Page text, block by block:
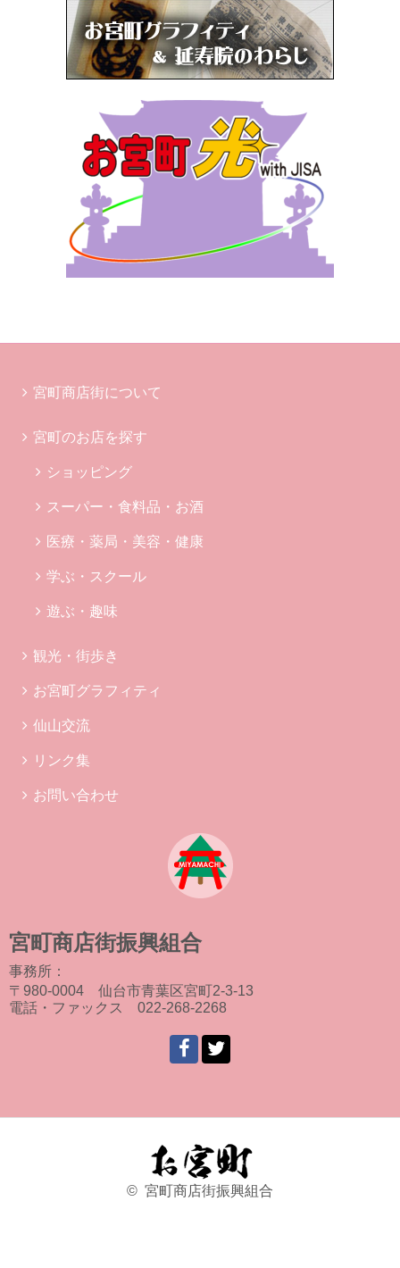
宮町商店街について
宮町のお店を探す
ショッピング
スーパー・食料品・お酒
医療・薬局・美容・健康
学ぶ・スクール
遊ぶ・趣味
観光・街歩き
お宮町グラフィティ
仙山交流
リンク集
お問い合わせ
宮町商店街振興組合
事務所：
〒980-0004 仙台市青葉区宮町2-3-13
電話・ファックス 022-268-2268
© 宮町商店街振興組合